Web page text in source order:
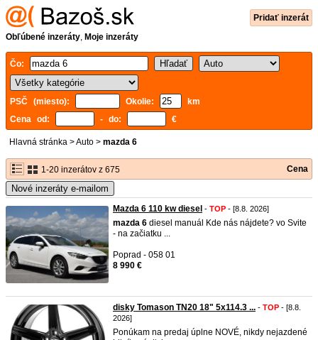
Pridať inzerát
Obľúbené inzeráty, Moje inzeráty
Čo:
PSČ (miesto): Okolie:
km
Cena od:
- do: €
Hlavná stránka >Auto > mazda 6
1-20 inzerátov z 675 Cena
Nové inzeráty e-mailom
Mazda 6 110 kw diesel - TOP - [8.8. 2026]
mazda 6 diesel manuál Kde nás nájdete? vo Svite
- na začiatku ...
Poprad - 058 01
8 990 €
disky Tomason TN20 18" 5x114.3 ... - TOP - [8.8.
2026]
Ponúkam na predaj úplne NOVÉ, nikdy nejazdené